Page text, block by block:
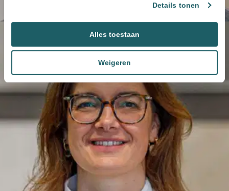
Details tonen
Alles toestaan
Weigeren